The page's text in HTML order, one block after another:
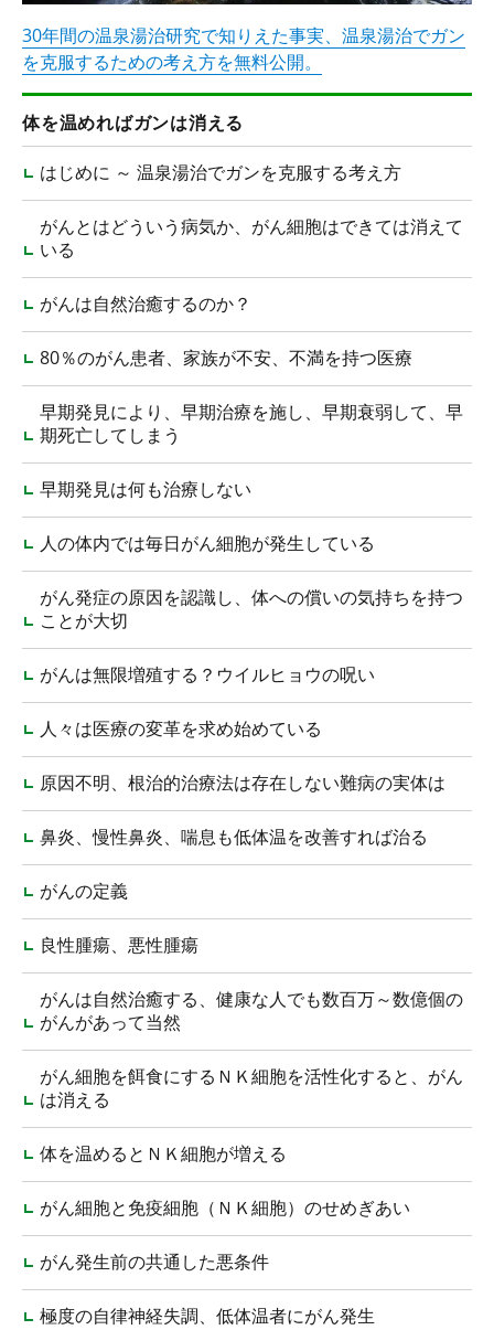
30年間の温泉湯治研究で知りえた事実、温泉湯治でガン
を克服するための考え方を無料公開。
体を温めればガンは消える
はじめに ～ 温泉湯治でガンを克服する考え方
がんとはどういう病気か、がん細胞はできては消えて
いる
がんは自然治癒するのか？
80％のがん患者、家族が不安、不満を持つ医療
早期発見により、早期治療を施し、早期衰弱して、早
期死亡してしまう
早期発見は何も治療しない
人の体内では毎日がん細胞が発生している
がん発症の原因を認識し、体への償いの気持ちを持つ
ことが大切
がんは無限増殖する？ウイルヒョウの呪い
人々は医療の変革を求め始めている
原因不明、根治的治療法は存在しない難病の実体は
鼻炎、慢性鼻炎、喘息も低体温を改善すれば治る
がんの定義
良性腫瘍、悪性腫瘍
がんは自然治癒する、健康な人でも数百万～数億個の
がんがあって当然
がん細胞を餌食にするＮＫ細胞を活性化すると、がん
は消える
体を温めるとＮＫ細胞が増える
がん細胞と免疫細胞（ＮＫ細胞）のせめぎあい
がん発生前の共通した悪条件
極度の自律神経失調、低体温者にがん発生